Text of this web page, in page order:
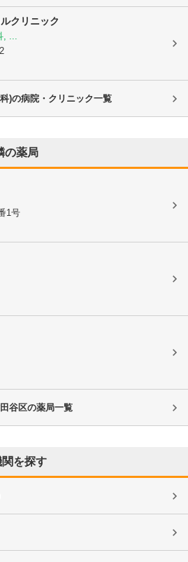
クリニック
, ...
)の病院・クリニック一覧
の薬局
1号
谷区の薬局一覧
を探す